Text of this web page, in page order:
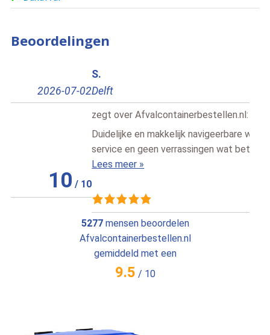
Beoordelingen
Afvalcontainerbestellen.nl:
Duidelijke en makkelijk navigeerbare website, goede
service en geen verrassingen wat betreft de prijs. Ik [..]
5277mensen beoordelen
Afvalcontainerbestellen.nl
gemiddeld met een
9.5 / 10